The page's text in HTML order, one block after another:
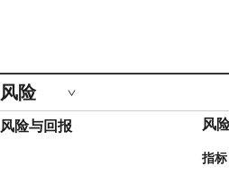
风险
风险与回报 风
指标